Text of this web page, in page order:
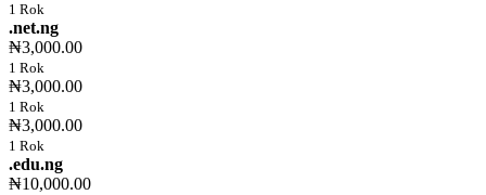
1 Rok
.net.ng
₦3,000.00
1 Rok
₦3,000.00
1 Rok
₦3,000.00
1 Rok
.edu.ng
₦10,000.00